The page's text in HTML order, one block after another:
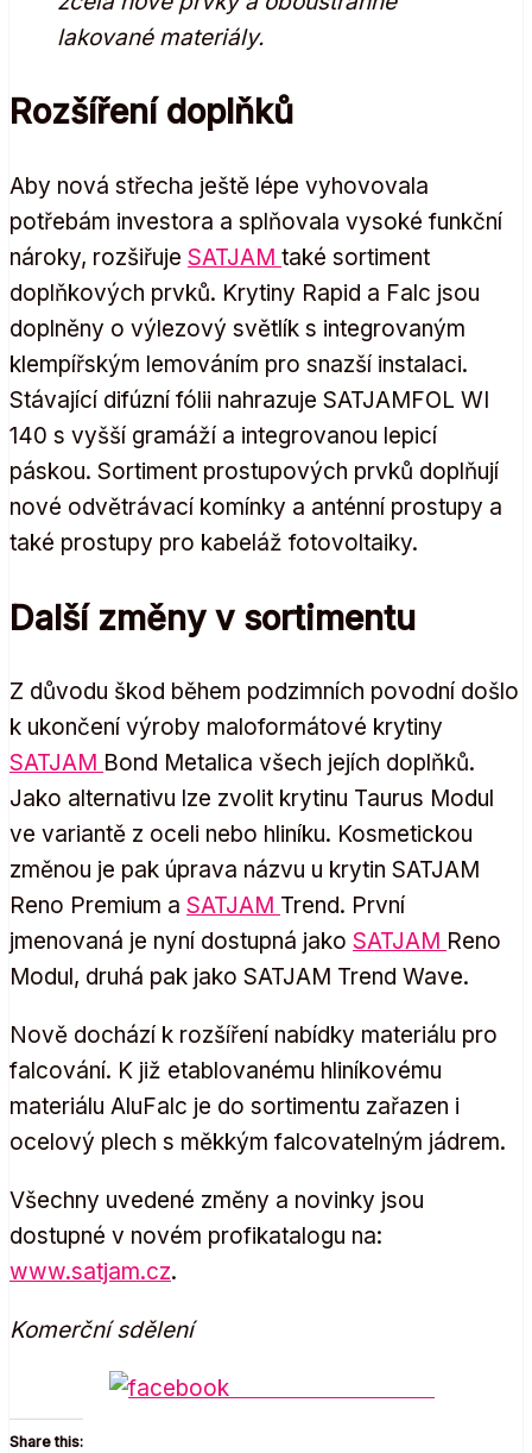
lakované materiály.
Rozšíření doplňků
Aby nová střecha ještě lépe vyhovovala
potřebám investora a splňovala vysoké funkční
nároky, rozšiřuje SATJAM také sortiment
doplňkových prvků. Krytiny Rapid a Falc jsou
doplněny o výlezový světlík s integrovaným
klempířským lemováním pro snazší instalaci.
Stávající difúzní fólii nahrazuje SATJAMFOL WI
140 s vyšší gramáží a integrovanou lepicí
páskou. Sortiment prostupových prvků doplňují
nové odvětrávací komínky a anténní prostupy a
také prostupy pro kabeláž fotovoltaiky.
Další změny v sortimentu
Z důvodu škod během podzimních povodní došlo
k ukončení výroby maloformátové krytiny
SATJAM Bond Metalica všech jejích doplňků.
Jako alternativu lze zvolit krytinu Taurus Modul
ve variantě z oceli nebo hliníku. Kosmetickou
změnou je pak úprava názvu u krytin SATJAM
Reno Premium a SATJAM Trend. První
jmenovaná je nyní dostupná jako SATJAM Reno
Modul, druhá pak jako SATJAM Trend Wave.
Nově dochází k rozšíření nabídky materiálu pro
falcování. K již etablovanému hliníkovému
materiálu AluFalc je do sortimentu zařazen i
ocelový plech s měkkým falcovatelným jádrem.
Všechny uvedené změny a novinky jsou
dostupné v novém profikatalogu na:
www.satjam.cz.
Komerční sdělení
Share this: